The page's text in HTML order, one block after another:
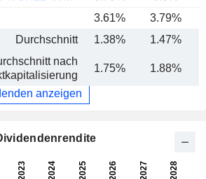
3.61% 3.79%
Durchschnitt
1.38% 1.47%
nach
1.75% 1.88%
anzeigen